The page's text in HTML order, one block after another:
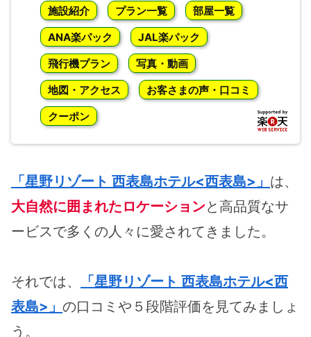
施設紹介 プラン一覧
部屋一覧
ANA楽パック
JAL楽パック
飛行機プラン
写真・動画
地図・アクセス
お客さまの声・口コミ
クーポン
「星野リゾート 西表島ホテル<西表島>」 は、
大自然に囲まれたロケーションと高品質なサ
ービスで多くの人々に愛されてきました。
それでは、
「星野リゾート 西表島ホテル<西
表島>」 の口コミや５段階評価を見てみましょ
う。